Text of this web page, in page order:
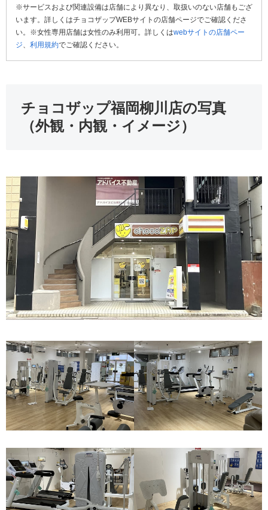
※サービスおよび関連設備は店舗により異なり、取扱いのない店舗もござ
います。詳しくはチョコザップWEBサイトの店舗ページでご確認くださ
い。※女性専用店舗は女性のみ利用可。詳しくはwebサイトの店舗ペー
ジ、 利用規約でご確認ください。
チョコザップ福岡柳川店の写真
（外観・内観・イメージ）